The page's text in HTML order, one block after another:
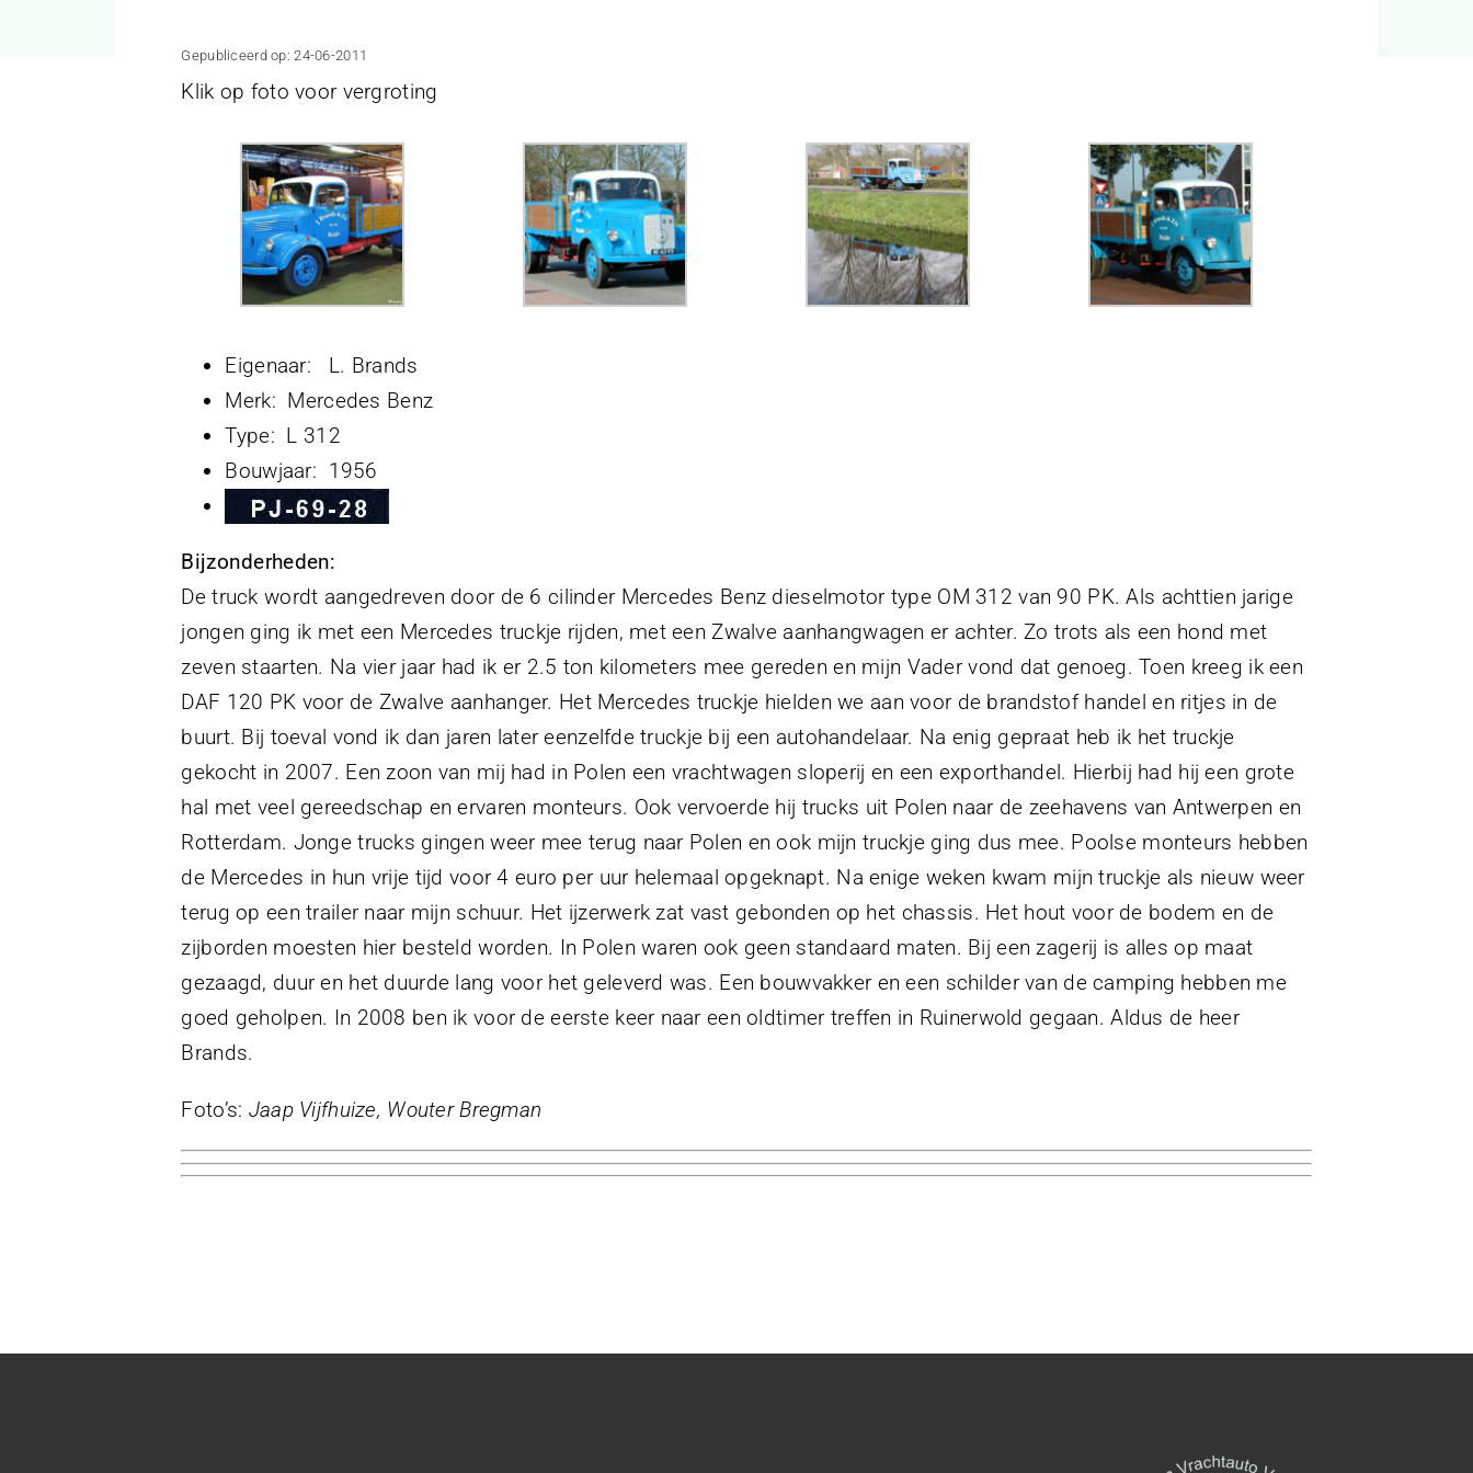
Gepubliceerd op: 24-06-2011
Klik op foto voor vergroting
Eigenaar: L. Brands
Merk: Mercedes Benz
Type: L 312
Bouwjaar: 1956
Bijzonderheden:
De truck wordt aangedreven door de 6 cilinder Mercedes Benz dieselmotor type OM 312 van 90 PK. Als achttien jarige
jongen ging ik met een Mercedes truckje rijden, met een Zwalve aanhangwagen er achter. Zo trots als een hond met
zeven staarten. Na vier jaar had ik er 2.5 ton kilometers mee gereden en mijn Vader vond dat genoeg. Toen kreeg ik een
DAF 120 PK voor de Zwalve aanhanger. Het Mercedes truckje hielden we aan voor de brandstof handel en ritjes in de
buurt. Bij toeval vond ik dan jaren later eenzelfde truckje bij een autohandelaar. Na enig gepraat heb ik het truckje
gekocht in 2007. Een zoon van mij had in Polen een vrachtwagen sloperij en een exporthandel. Hierbij had hij een grote
hal met veel gereedschap en ervaren monteurs. Ook vervoerde hij trucks uit Polen naar de zeehavens van Antwerpen en
Rotterdam. Jonge trucks gingen weer mee terug naar Polen en ook mijn truckje ging dus mee. Poolse monteurs hebben
de Mercedes in hun vrije tijd voor 4 euro per uur helemaal opgeknapt. Na enige weken kwam mijn truckje als nieuw weer
terug op een trailer naar mijn schuur. Het ijzerwerk zat vast gebonden op het chassis. Het hout voor de bodem en de
zijborden moesten hier besteld worden. In Polen waren ook geen standaard maten. Bij een zagerij is alles op maat
gezaagd, duur en het duurde lang voor het geleverd was. Een bouwvakker en een schilder van de camping hebben me
goed geholpen. In 2008 ben ik voor de eerste keer naar een oldtimer treffen in Ruinerwold gegaan. Aldus de heer
Brands.
Foto’s: Jaap Vijfhuize, Wouter Bregman